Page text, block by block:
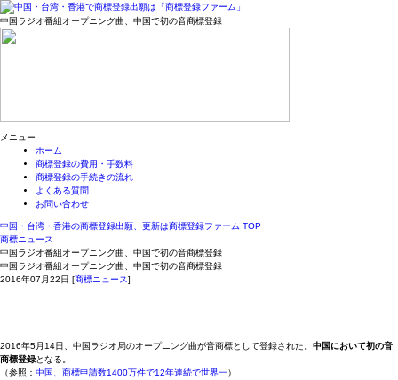
中国ラジオ番組オープニング曲、中国で初の音商標登録
メニュー
ホーム
商標登録の費用・手数料
商標登録の手続きの流れ
よくある質問
お問い合わせ
中国・台湾・香港の商標登録出願、更新は商標登録ファーム TOP
商標ニュース
中国ラジオ番組オープニング曲、中国で初の音商標登録
中国ラジオ番組オープニング曲、中国で初の音商標登録
2016年07月22日 [商標ニュース]
2016年5月14日、中国ラジオ局のオープニング曲が音商標として登録された。 中国において初の音
商標登録となる。
（参照： 中国、商標申請数1400万件で12年連続で世界一）